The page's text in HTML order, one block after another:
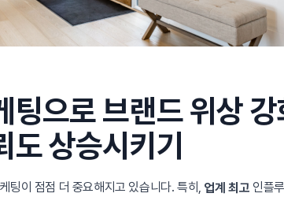
으로 브랜드 위상
상승시키기
팅이 점점 더 중요해지고 있습니다. 특히, 업계 최고 인플